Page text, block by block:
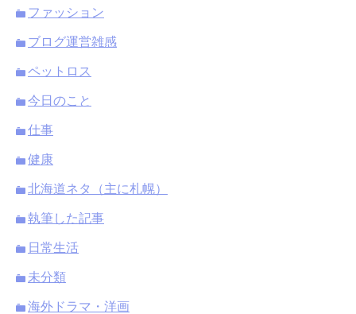
ファッション
ブログ運営雑感
ペットロス
今日のこと
仕事
健康
北海道ネタ（主に札幌）
執筆した記事
日常生活
未分類
海外ドラマ・洋画